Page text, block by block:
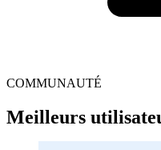
COMMUNAUTÉ
Meilleurs